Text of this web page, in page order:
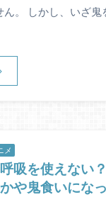
ん。 しかし、いざ
メ
吸を使えない
や鬼食いにな